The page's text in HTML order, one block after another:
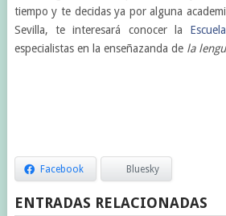
tiempo y te decidas ya por alguna
Sevilla, te interesará conocer la
especialistas en la enseñazanda dela
Facebook Bluesky
ENTRADAS RELACIONADAS